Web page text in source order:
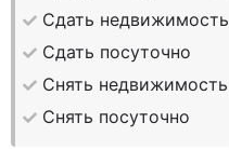
Сдать недвижимость
Сдать посуточно
Снять недвижимость
Снять посуточно